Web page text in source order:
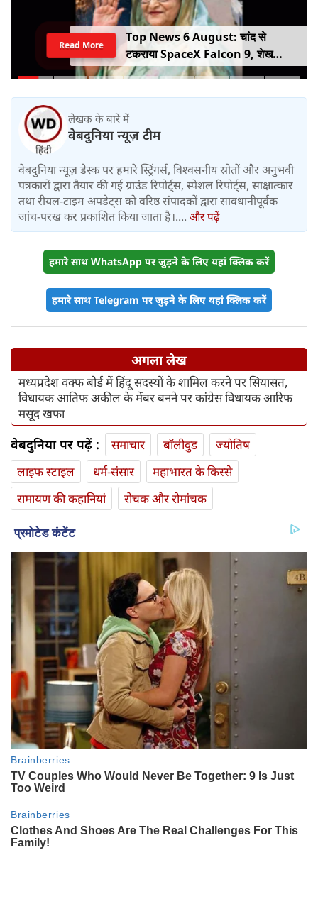
Top News 6 August: चांद से
टकराया SpaceX Falcon 9, शेख
हसीना की घर वापसी का ऐलान, MP में बस
Read More
लेखक के बारे में
वेबदुनिया न्यूज़ टीम
वेबदुनिया न्यूज़ डेस्क पर हमारे स्ट्रिंगर्स, विश्वसनीय स्रोतों और अनुभवी
पत्रकारों द्वारा तैयार की गई ग्राउंड रिपोर्ट्स, स्पेशल रिपोर्ट्स, साक्षात्कार
तथा रीयल-टाइम अपडेट्स को वरिष्ठ संपादकों द्वारा सावधानीपूर्वक
जांच-परख कर प्रकाशित किया जाता है।.... और पढ़ें
हमारे साथ WhatsApp पर जुड़ने के लिए यहां क्लिक करें
हमारे साथ Telegram पर जुड़ने के लिए यहां क्लिक करें
अगला लेख
मध्यप्रदेश वक्फ बोर्ड में हिंदू सदस्यों के शामिल करने पर सियासत,
विधायक आतिफ अकील के मेंबर बनने पर कांग्रेस विधायक आरिफ
मसूद खफा
वेबदुनिया पर पढ़ें : समाचार बॉलीवुड
ज्योतिष
लाइफ स्‍टाइल
धर्म-संसार
महाभारत के किस्से
रामायण की कहानियां
रोचक और रोमांचक